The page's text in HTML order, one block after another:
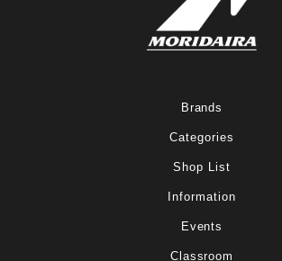
Brands
Categories
Shop List
Information
Events
Classroom